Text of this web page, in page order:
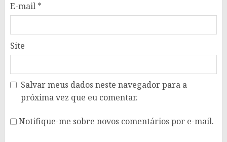
E-mail *
Site
Salvar meus dados neste navegador para a
próxima vez que eu comentar.
Notifique-me sobre novos comentários por e-mail.